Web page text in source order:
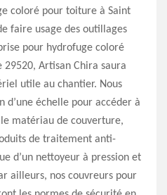
coloré pour toiture à Saint
faire usage des outillages
pour hydrofuge coloré
Artisan Chira saura
utile au chantier. Nous
d’une échelle pour accéder à
matériau de couverture,
de traitement anti-
d’un nettoyeur à pression et
ailleurs, nos couvreurs pour